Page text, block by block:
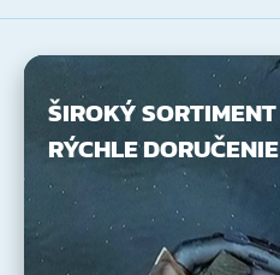
ŠIROKÝ SORTIMENT
RÝCHLE DORUČENIE